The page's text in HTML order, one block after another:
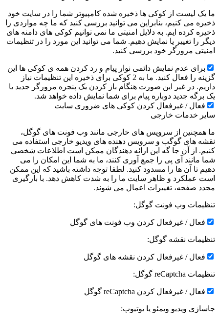
ما یک لیست از کوکی ها ذخیره شده کامپیوتر شما را در سایت خود
ذخیره می کنیم، بنابراین می توانید بررسی کنید که ما چه مواردی را
ذخیره کرده ایم. به دلایل امنیتی ما نمی توانیم کوکی های دامنه های
دیگر را تغییر یا نمایش دهیم. شما می توانید این مورد را در تنظیمات
امنیتی مرورگر خود بررسی کنید.
برای عدم نمایش دائمی نوار پیام و رد کردن همه ی کوکی ها این
گزینه را فعال کنید. ما به 2 کوکی برای ذخیره این تنظیمات نیاز
داریم. در غیر این صورت هنگام باز کردن یک پنجره مرورگر جدید یا
یک برگه جدید دوباره پیام برای شما نمایش داده خواهد شد.
فعال / غیرفعال کردن کوکی های ضروری سایت
سایر خدمات خارجی
ما همچنین از سرویس های خارجی مانند وب فونت های گوگل،
نقشه های گوگب و سرویس دهنده های ویدیو خارجی استفاده می
کنیم. از آن جا گه این ارائه دهندگان ممکن است اطلاعات شخصی
شما مانند آی پی را جمع آوری کنند، ما به شما این امکان را می
دهیم تا آن ها را مسدود کنید. لطفا توجه داشته باشید که این ممکن
است عملکرد و ظاهر سایت ما را به شدت کاهش دهد. با بارگیری
مجدد صفحه، تغییرات اعمال می شوند.
تنظیمات وب فونت گوگل:
فعال / غیرفعال کردن وب فونت های گوگل
تنظیمات نقشه گوگل:
فعال / غیرفعال کردن نقشه های گوگل
تنظیمات reCaptcha گوگل:
فعال / غیرفعال کردن reCaptcha گوگل
جاسازی ویدیو ویمئو یا یوتیوب: